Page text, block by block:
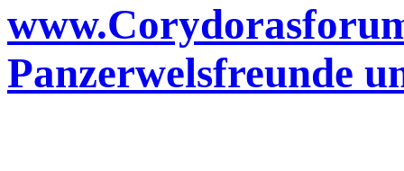
Panzerwelsfreunde